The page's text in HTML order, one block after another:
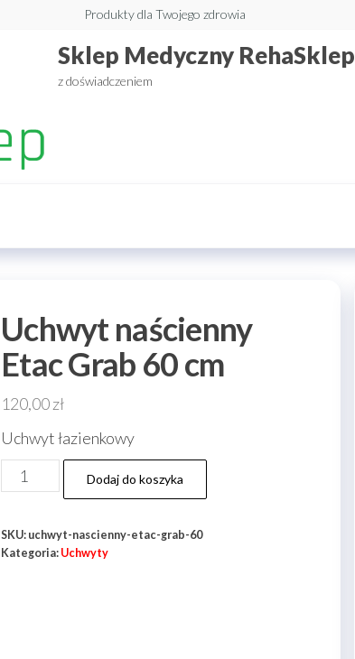
Produkty dla Twojego zdrowia
Sklep Medyczny RehaSklep
z doświadczeniem
Uchwyt naścienny
Etac Grab 60 cm
120,00zł
Uchwyt łazienkowy
ilość
Uchwyt
Etac
Dodaj do koszyka
SKU: uchwyt-nascienny-etac-grab-60
Kategoria: Uchwyty